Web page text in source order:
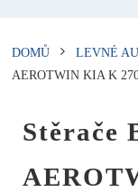
DOMŮ LEVNÉ
AEROTWIN KIA K
Stěrače